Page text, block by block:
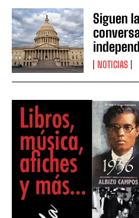
Siguen
NOTICIAS